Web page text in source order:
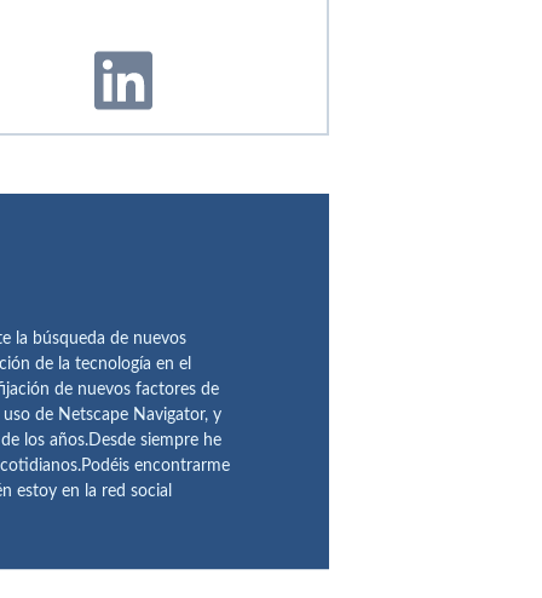
la búsqueda de nuevos
de la tecnología en el
de nuevos factores de
de Netscape Navigator, y
los años.Desde siempre he
encontrarme
estoy en la red social